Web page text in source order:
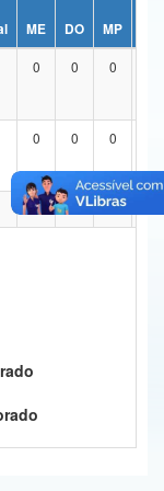
ME DO MP
0 0 0
0 0 0
0 0 0